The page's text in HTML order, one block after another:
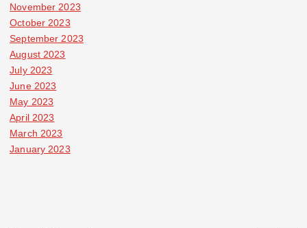
November 2023
October 2023
September 2023
August 2023
July 2023
June 2023
May 2023
April 2023
March 2023
January 2023